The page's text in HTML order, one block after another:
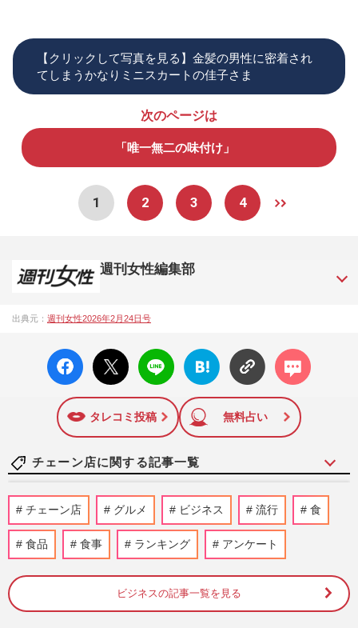
【クリックして写真を見る】金髪の男性に密着され
てしまうかなりミニスカートの佳子さま
次のページは
「唯一無二の味付け」
1 2 3 4
週刊女性編集部
シップや事件、皇室の話題、感動ドキュメント、美容・健
12日号で「眞子さま嫁ぎ先の“義母”が抱える400万円超の“借金
トラブル”」報道をスクープ。この一報から約2か月後、宮内庁
は結婚延期を発表。同記事は2018年の「編集者が選ぶ雑誌ジ
ャーナリズム賞」大賞を受賞した。毎週火曜日発売。
出典元： 週刊女性2026年2月24日号
facebo
ok い
X ポス
ト
LINE
はてな
ブック
に追加
コメン
ト
タレコミ投稿 無料占い
チェーン店に関する記事一覧
Mrs. GREEN APPLE×ミスタードーナツコ
ラボ“限定ボックス”が転売「これ買う人も
すごい」と賛否、懸念され…
週刊女性PRIME
くら寿司、閉店間際の“ネタ大盛り”写真が
話題に「出会えたらラッキー」広報が明か
チェーン店 グルメ ビジネス 流行 食
食品 食事 ランキング アンケート
ビジネスの記事一覧を見る